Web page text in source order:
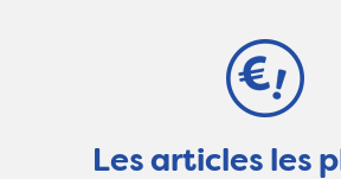
Les articles les